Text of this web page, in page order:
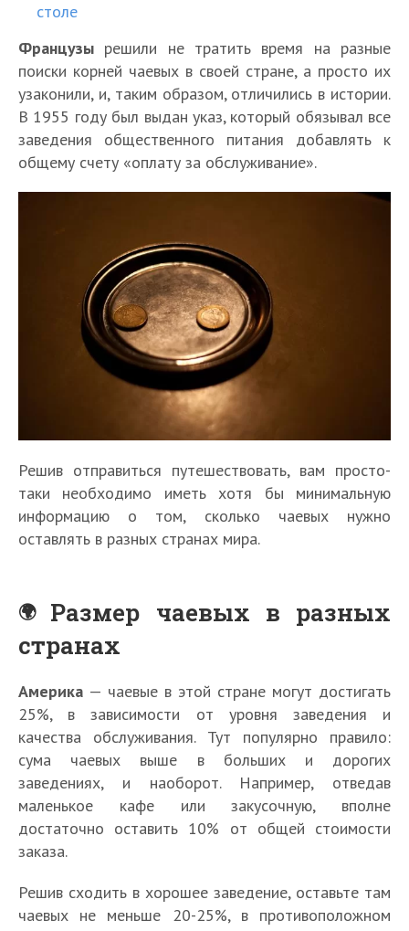
столе
Французы решили не тратить время на разные
поиски корней чаевых в своей стране, а просто их
узаконили, и, таким образом, отличились в истории.
В 1955 году был выдан указ, который обязывал все
заведения общественного питания добавлять к
общему счету «оплату за обслуживание».
Решив отправиться путешествовать, вам просто-
таки необходимо иметь хотя бы минимальную
информацию о том, сколько чаевых нужно
оставлять в разных странах мира.
Размер чаевых в разных
странах
Америка — чаевые в этой стране могут достигать
25%, в зависимости от уровня заведения и
качества обслуживания. Тут популярно правило:
сума чаевых выше в больших и дорогих
заведениях, и наоборот. Например, отведав
маленькое кафе или закусочную, вполне
достаточно оставить 10% от общей стоимости
заказа.
Решив сходить в хорошее заведение, оставьте там
чаевых не меньше 20-25%, в противоположном